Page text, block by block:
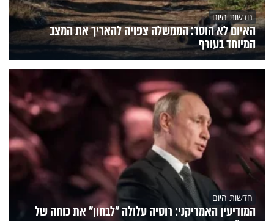
חדשות היום
האיום לא הוסר: הממשלה צפויה להאריך את המצב
המיוחד בעורף
חדשות היום
המודיעין האמריקני: רוסיה עלולה "לבחון" את כוחה של